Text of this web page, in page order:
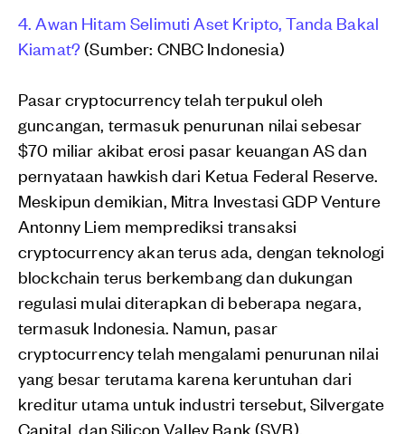
4. Awan Hitam Selimuti Aset Kripto, Tanda Bakal
Kiamat?(Sumber: CNBC Indonesia)
Pasar cryptocurrency telah terpukul oleh
guncangan, termasuk penurunan nilai sebesar
$70 miliar akibat erosi pasar keuangan AS dan
pernyataan hawkish dari Ketua Federal Reserve.
Meskipun demikian, Mitra Investasi GDP Venture
Antonny Liem memprediksi transaksi
cryptocurrency akan terus ada, dengan teknologi
blockchain terus berkembang dan dukungan
regulasi mulai diterapkan di beberapa negara,
termasuk Indonesia. Namun, pasar
cryptocurrency telah mengalami penurunan nilai
yang besar terutama karena keruntuhan dari
kreditur utama untuk industri tersebut, Silvergate
Capital, dan Silicon Valley Bank (SVB).